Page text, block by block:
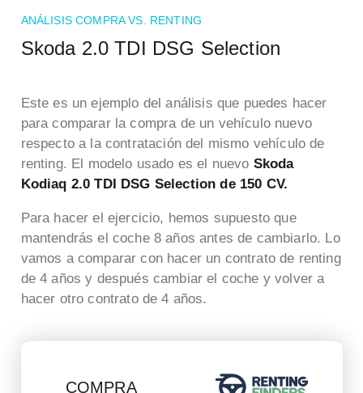
ANÁLISIS COMPRA VS. RENTING
Skoda 2.0 TDI DSG Selection
Este es un ejemplo del análisis que puedes hacer
para comparar la compra de un vehículo nuevo
respecto a la contratación del mismo vehículo de
renting. El modelo usado es el nuevo Skoda
Kodiaq 2.0 TDI DSG Selection de 150 CV.
Para hacer el ejercicio, hemos supuesto que
mantendrás el coche 8 años antes de cambiarlo. Lo
vamos a comparar con hacer un contrato de renting
de 4 años y después cambiar el coche y volver a
hacer otro contrato de 4 años.
COMPRA